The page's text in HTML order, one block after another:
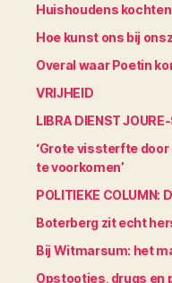
Huishoudens
Hoe kunst ons bij
Overal waar Poetin
VRIJHEID
LIBRA DIENST
‘Grote vissterfte
te voorkomen’
POLITIEKE COLUMN:
Boterberg zit echt
Bij Witmarsum: het
Opstootjes, drugs en